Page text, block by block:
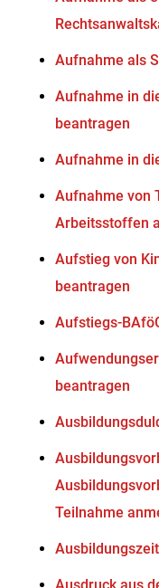
Aufnahme als
Aufnahme in
beantragen
Aufnahme in
Aufnahme von
Arbeitsstoffen
Aufstieg von
beantragen
Aufstiegs-
beantragen
Teilnahme